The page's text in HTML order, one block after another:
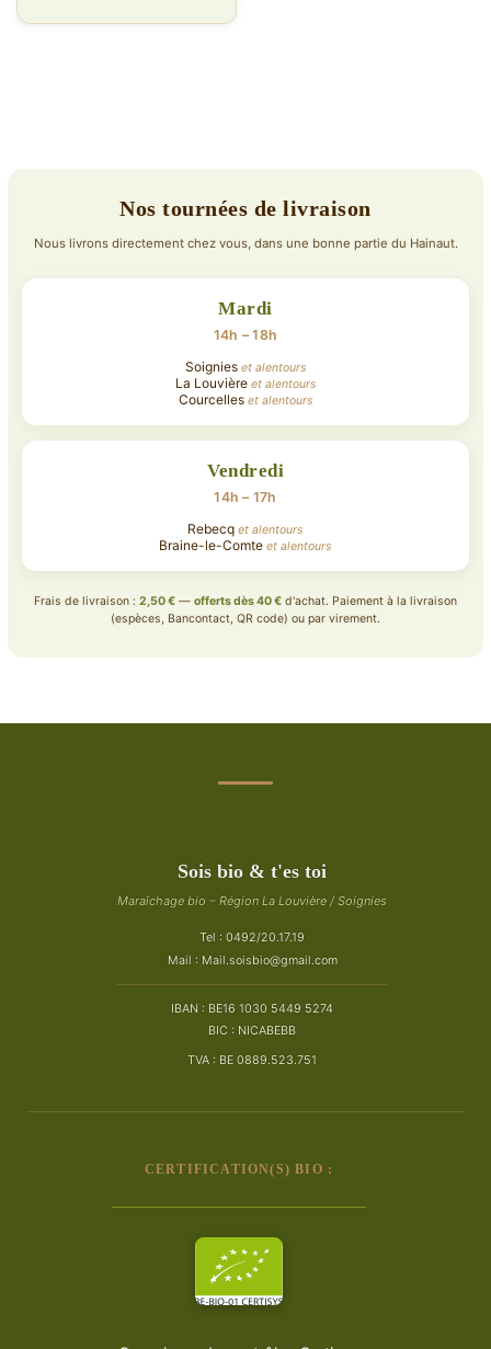
Nos tournées de livraison
Nous livrons directement chez vous, dans une bonne partie du Hainaut.
Mardi
14h – 18h
Soignies et alentours
La Louvière et alentours
Courcelles et alentours
Vendredi
14h – 17h
Rebecq et alentours
Braine-le-Comte et alentours
Frais de livraison : 2,50 € — offerts dès 40 € d'achat. Paiement à la livraison
(espèces, Bancontact, QR code) ou par virement.
Sois bio & t'es toi
Maraîchage bio – Région La Louvière / Soignies
Tel : 0492/20.17.19
Mail : Mail.soisbio@gmail.com
IBAN : BE16 1030 5449 5274
BIC : NICABEBB
TVA : BE 0889.523.751
CERTIFICATION(S) BIO :